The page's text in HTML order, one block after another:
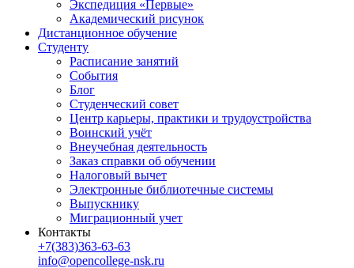
Экспедиция «Первые»
Академический рисунок
Дистанционное обучение
Студенту
Расписание занятий
События
Блог
Студенческий совет
Центр карьеры, практики и трудоустройства
Воинский учёт
Внеучебная деятельность
Заказ справки об обучении
Налоговый вычет
Электронные библиотечные системы
Выпускнику
Миграционный учет
Контакты
+7(383)363-63-63
info@opencollege-nsk.ru